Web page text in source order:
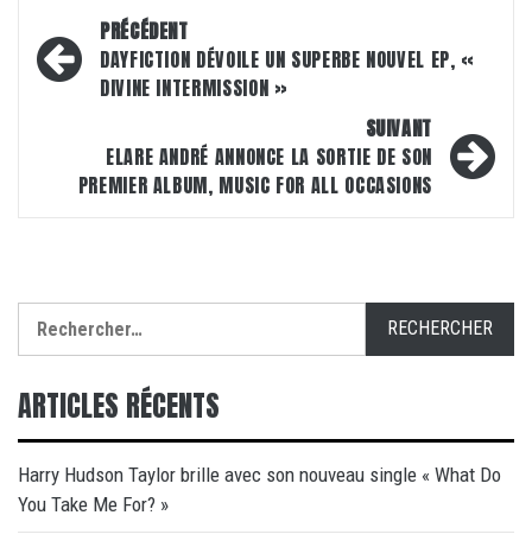
Navigation
d’article
PRÉCÉDENT
DAYFICTION DÉVOILE UN SUPERBE NOUVEL EP, «
DIVINE INTERMISSION »
SUIVANT
ELARE ANDRÉ ANNONCE LA SORTIE DE SON
PREMIER ALBUM, MUSIC FOR ALL OCCASIONS
ARTICLES RÉCENTS
Harry Hudson Taylor brille avec son nouveau single « What Do
You Take Me For? »